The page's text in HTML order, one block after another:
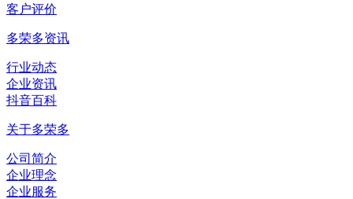
客户评价
多荣多资讯
行业动态
企业资讯
抖音百科
关于多荣多
公司简介
企业理念
企业服务